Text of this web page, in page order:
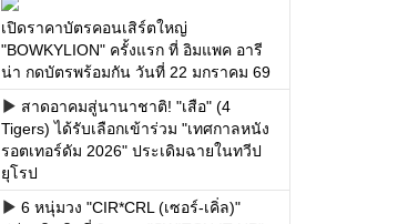
เปิดราคาบัตรคอนเสิร์ตใหญ่
"BOWKYLION" ครั้งแรก ที่ อิมแพค อารี
น่า กดบัตรพร้อมกัน วันที่ 22 มกราคม 69
สาดอาคมสู่นานาชาติ! "เสือ" (4
Tigers) ได้รับเลือกเข้าร่วม "เทศกาลหนัง
รอตเทอร์ดัม 2026" ประเดิมฉายในทวีป
ยุโรป
6 หนุ่มวง "CIR*CRL (เซอร์-เคิ่ล)"